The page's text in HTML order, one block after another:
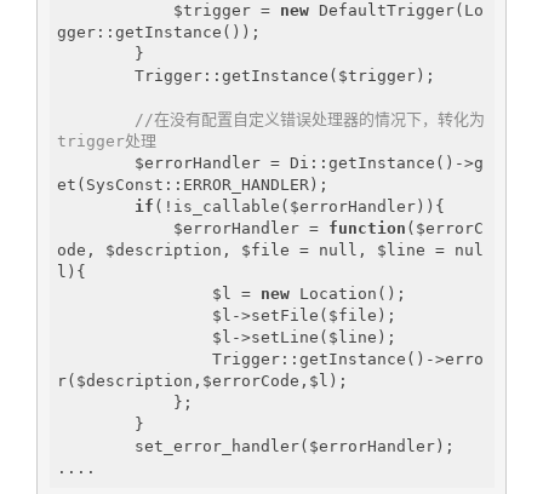
            $trigger =
new DefaultTrigger(Lo
gger::getInstance());
//在没有配置自定义错误处理器的情况下，转化为
trigger处理
et(SysConst::ERROR_HANDLER);
if (!is_callable($errorHandler)){
            $errorHandler =
function ($errorC
ode, $description, $file = null, $line = nul
l) {
                $l =
new Location();
r($description,$errorCode,$l);
....